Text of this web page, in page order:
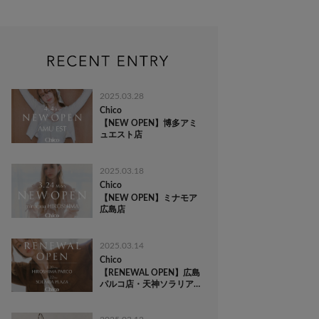
2025.03.28
Chico
【NEW OPEN】博多アミ
ュエスト店
2025.03.18
Chico
【NEW OPEN】ミナモア
広島店
2025.03.14
Chico
【RENEWAL OPEN】広島
パルコ店・天神ソラリアプ